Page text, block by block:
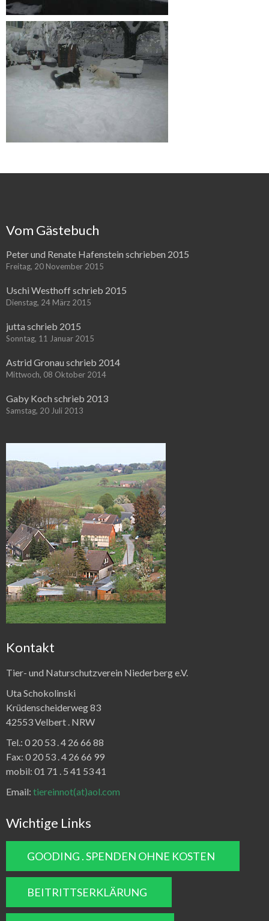
Vom Gästebuch
Peter und Renate Hafenstein schrieben 2015
Freitag, 20 November 2015
Uschi Westhoff schrieb 2015
Dienstag, 24 März 2015
jutta schrieb 2015
Sonntag, 11 Januar 2015
Astrid Gronau schrieb 2014
Mittwoch, 08 Oktober 2014
Gaby Koch schrieb 2013
Samstag, 20 Juli 2013
Kontakt
Tier- und Naturschutzverein Niederberg e.V.
Uta Schokolinski
Krüdenscheiderweg 83
42553 Velbert . NRW
Tel.: 0 20 53 . 4 26 66 88
Fax: 0 20 53 . 4 26 66 99
mobil: 01 71 . 5 41 53 41
Email: tiereinnot(at)aol.com
Wichtige Links
GOODING . SPENDEN OHNE KOSTEN
BEITRITTSERKLÄRUNG